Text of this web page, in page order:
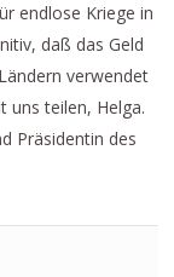
endlose Kriege in
daß das Geld
verwendet
uns teilen, Helga.
Präsidentin des